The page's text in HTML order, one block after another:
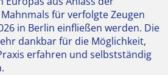
für verfolgte Zeugen
in Berlin einfließen werden. Die
dankbar für die Möglichkeit,
erfahren und selbstständig